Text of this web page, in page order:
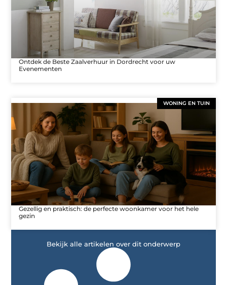
Ontdek de Beste Zaalverhuur in Dordrecht voor uw
Evenementen
WONING EN TUIN
Gezellig en praktisch: de perfecte woonkamer voor het hele
gezin
Bekijk alle artikelen over dit onderwerp